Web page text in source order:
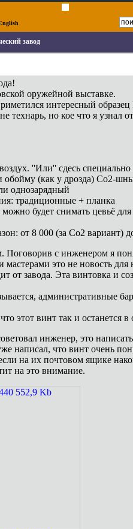
завод
оружейной выставке.
интересный
технарь, но кое что я узнал
''Или'' сдесь специально
обойму (как у дрозда) Со2-
однозарядный
традиционные + планка
будет снимать цевьё
от 8 000 (за Со2 вариант)
Поговорив с инженером я
это не новость для
от завода. Эта винтовка и
административные
этот винт так и останется в
инженер, это
написал, что винт очень
на их почтовом ящике
на это внимание.